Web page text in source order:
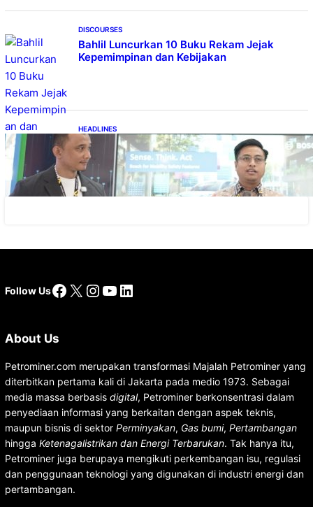
DISCOURSES
Bahlil Luncurkan 10 Buku Rekam Jejak
Kepemimpinan dan Kebijakan
HEADLINES
Teknologi Keselamatan, Penentu Baru
Persaingan Industri Otomotif
Follow UsFacebook
X Instagram
YouTube
LinkedIn
About Us
Petrominer.com merupakan transformasi Majalah Petrominer yang
diterbitkan pertama kali di Jakarta pada medio 1973. Sebagai
media massa berbasis digital, Petrominer berkonsentrasi dalam
penyediaan informasi yang berkaitan dengan aspek teknis,
maupun bisnis di sektor Perminyakan, Gas bumi, Pertambangan
hingga Ketenagalistrikan dan Energi Terbarukan. Tak hanya itu,
Petrominer juga berupaya mengikuti perkembangan isu, regulasi
dan penggunaan teknologi yang digunakan di industri energi dan
pertambangan.